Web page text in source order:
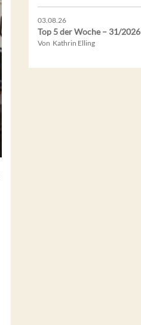
03.08.26
Top 5 der Woche – 31/2026
Von Kathrin Elling